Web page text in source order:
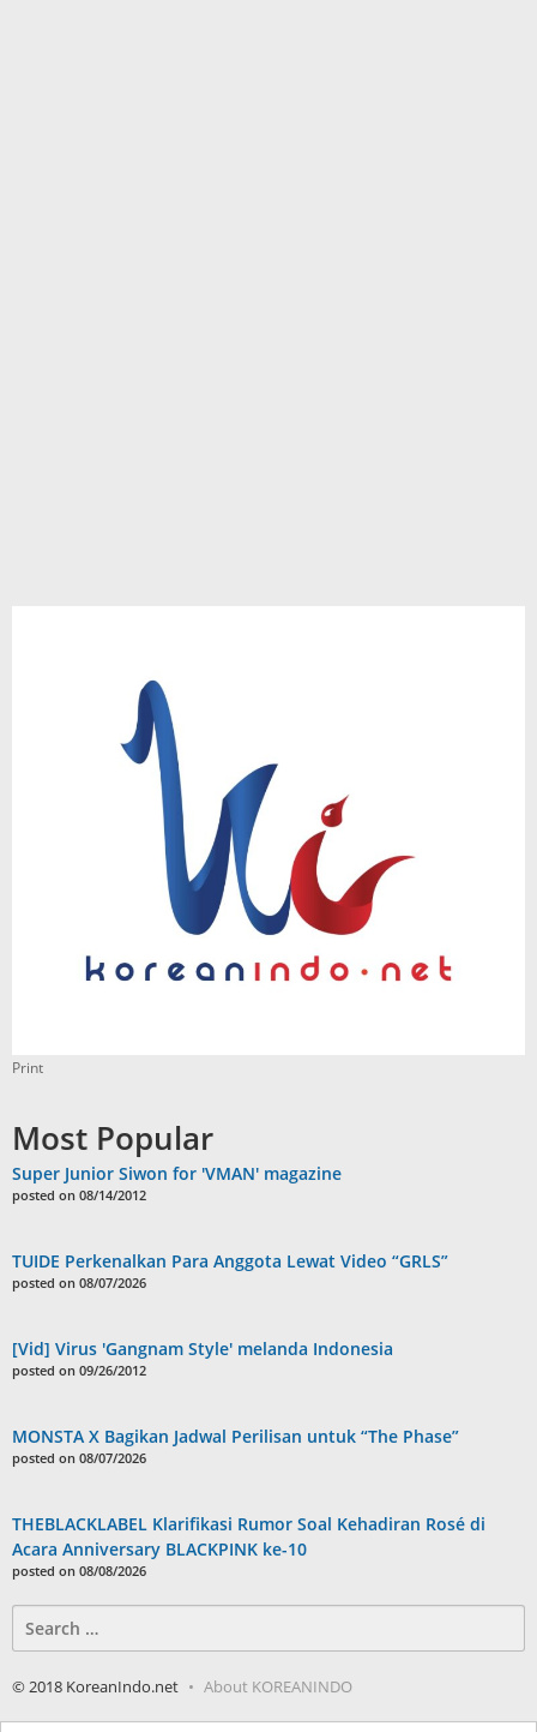
Print
Most Popular
Super Junior Siwon for 'VMAN' magazine
posted on 08/14/2012
TUIDE Perkenalkan Para Anggota Lewat Video “GRLS”
posted on 08/07/2026
[Vid] Virus 'Gangnam Style' melanda Indonesia
posted on 09/26/2012
MONSTA X Bagikan Jadwal Perilisan untuk “The Phase”
posted on 08/07/2026
THEBLACKLABEL Klarifikasi Rumor Soal Kehadiran Rosé di
Acara Anniversary BLACKPINK ke-10
posted on 08/08/2026
for:
© 2018 KoreanIndo.net About KOREANINDO